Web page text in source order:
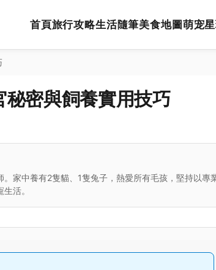
首頁旅行攻略生活隨筆美食地圖萌宠
密與飼養實用技巧
家中養有2隻貓、1隻兔子，熱愛所有毛孩，堅持以
活。